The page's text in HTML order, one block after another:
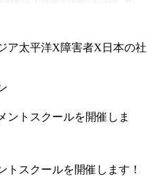
ア太平洋X障害者X日本の社
トスクールを開催します！